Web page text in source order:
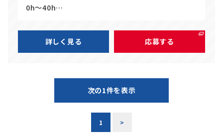
0h～40h…
詳しく見る 応募する
次の1件を表示
1 >